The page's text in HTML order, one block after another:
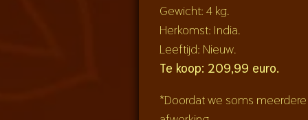
Gewicht: 4 kg.
Herkomst: India.
Leeftijd: Nieuw.
Te koop: 209,99 euro.
*Doordat we soms